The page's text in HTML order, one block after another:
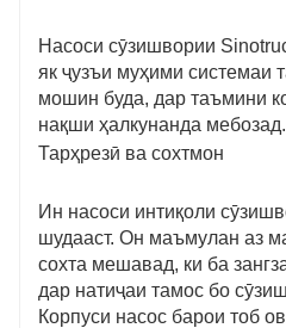
Насоси сӯзишвории
як ҷузъи муҳими системаи
мошин буда, дар таъмини
нақши ҳалкунанда мебозад.
Тарҳрезӣ ва сохтмон
Ин насоси интиқоли
шудааст. Он маъмулан аз
сохта мешавад, ки ба
дар натиҷаи тамос бо
Корпуси насос барои тоб